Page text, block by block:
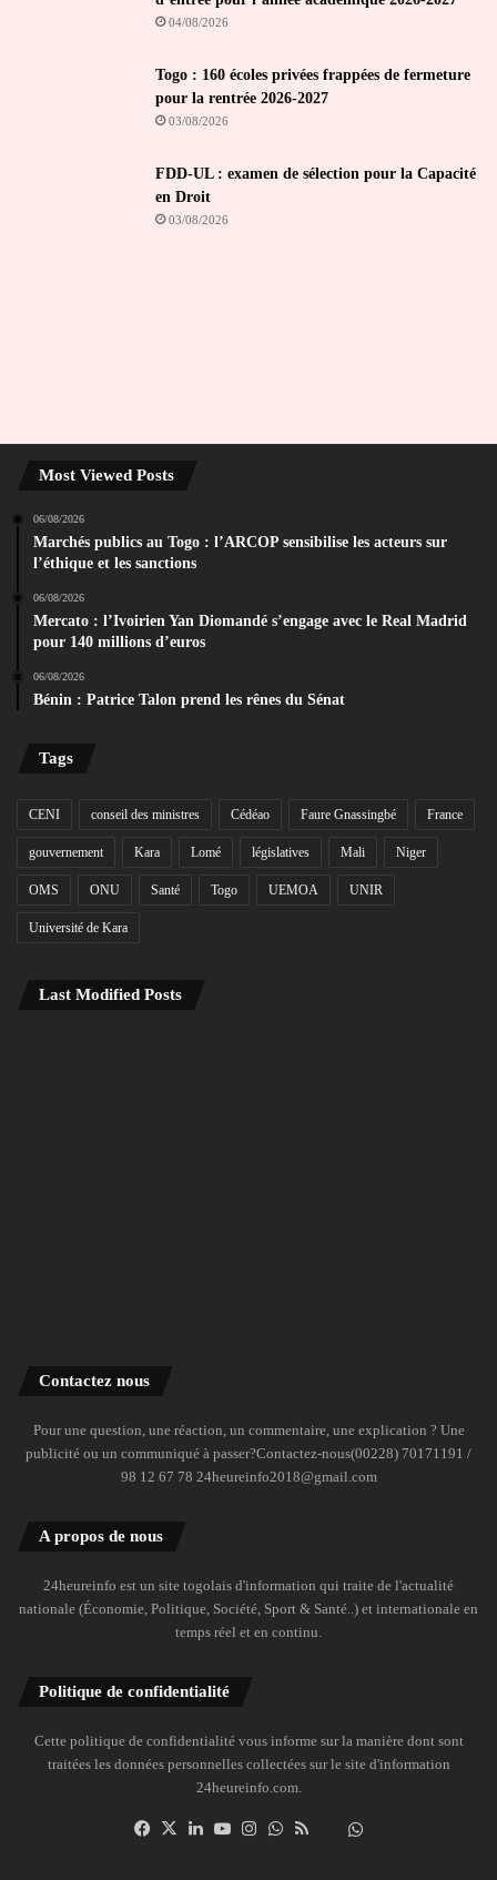
04/08/2026
Togo : 160 écoles privées frappées de fermeture
pour la rentrée 2026-2027
03/08/2026
FDD-UL : examen de sélection pour la Capacité
en Droit
03/08/2026
Most Viewed Posts
06/08/2026
Marchés publics au Togo : l’ARCOP sensibilise les acteurs sur
l’éthique et les sanctions
06/08/2026
Mercato : l’Ivoirien Yan Diomandé s’engage avec le Real Madrid
pour 140 millions d’euros
06/08/2026
Bénin : Patrice Talon prend les rênes du Sénat
Tags
CENI conseil des ministres Cédéao Faure Gnassingbé France
gouvernement Kara Lomé législatives Mali Niger
OMS ONU Santé Togo UEMOA UNIR
Université de Kara
Last Modified Posts
Contactez nous
Pour une question, une réaction, un commentaire, une explication ? Une
publicité ou un communiqué à passer?Contactez-nous(00228) 70171191 /
98 12 67 78 24heureinfo2018@gmail.com
A propos de nous
24heureinfo est un site togolais d'information qui traite de l'actualité
nationale (Économie, Politique, Société, Sport & Santé..) et internationale en
temps réel et en continu.
Politique de confidentialité
Cette politique de confidentialité vous informe sur la manière dont sont
traitées les données personnelles collectées sur le site d'information
24heureinfo.com.
Facebook
X LinkedinYouTubeInstagramWhatsAppDailymotion